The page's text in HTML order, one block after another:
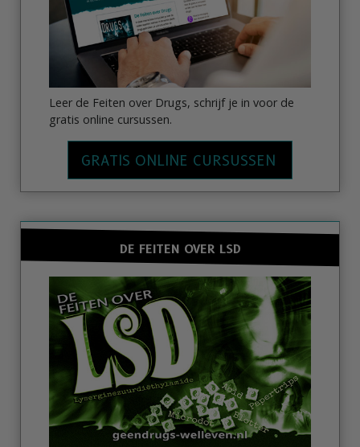
Leer de Feiten over Drugs, schrijf je in voor de
gratis online cursussen.
GRATIS ONLINE CURSUSSEN
DE FEITEN OVER LSD